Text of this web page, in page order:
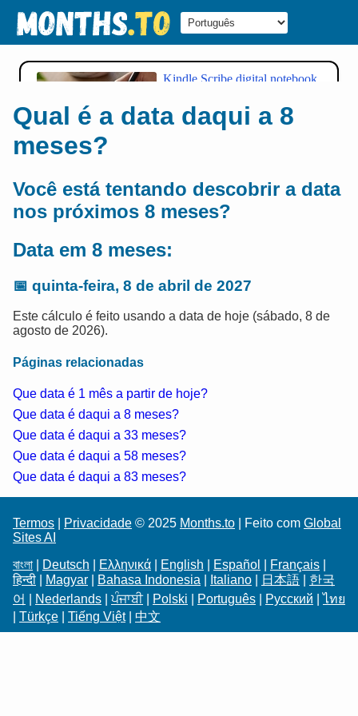
Qual é a data daqui a 8
meses?
Você está tentando descobrir a data
nos próximos 8 meses?
Data em 8 meses:
📅 quinta-feira, 8 de abril de 2027
Este cálculo é feito usando a data de hoje (sábado, 8 de
agosto de 2026).
Páginas relacionadas
Que data é 1 mês a partir de hoje?
Que data é daqui a 8 meses?
Que data é daqui a 33 meses?
Que data é daqui a 58 meses?
Que data é daqui a 83 meses?
Termos Privacidade © 2025 Months.to | Feito com Global
Sites AI
বাংলা
Deutsch Ελληνικά English Español Français
हिन्दी
Magyar Bahasa Indonesia Italiano 日本語
한국
어
Nederlands |ਪੰਜਾਬੀ| Polski Português Русский |ไทย
Türkçe Tiếng Việt| 中文